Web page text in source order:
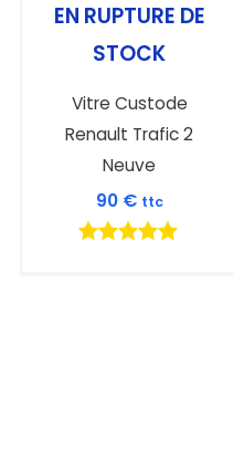
EN RUPTURE DE
STOCK
Vitre Custode
Renault Trafic 2
Neuve
90 € ttc